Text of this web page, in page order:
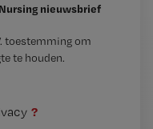
nieuwsbrief
toestemming om
te houden.
?